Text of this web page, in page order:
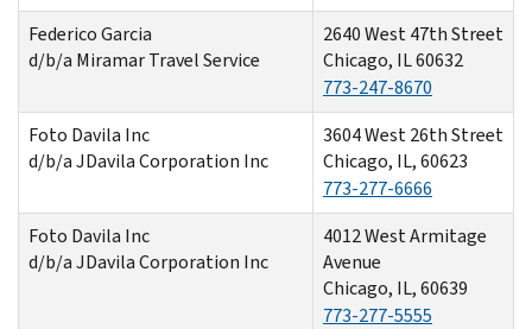
Federico Garcia
d/b/a Miramar Travel Service
2640 West 47th Street
Chicago, IL 60632
773-247-8670
Foto Davila Inc
d/b/a JDavila Corporation Inc
3604 West 26th Street
Chicago, IL, 60623
773-277-6666
Foto Davila Inc
d/b/a JDavila Corporation Inc
4012 West Armitage
Avenue
Chicago, IL, 60639
773-277-5555